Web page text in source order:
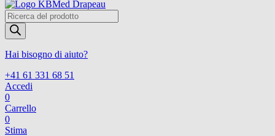
Products
search
Hai bisogno di aiuto?
+41 61 331 68 51
Accedi
0
Carrello
0
Stima